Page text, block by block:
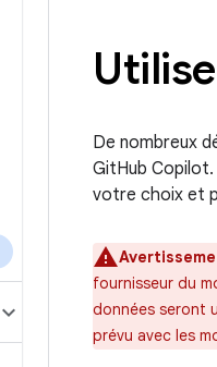
De nombreux
GitHub
votre choix et
fournisseur du
données seront
prévu avec les